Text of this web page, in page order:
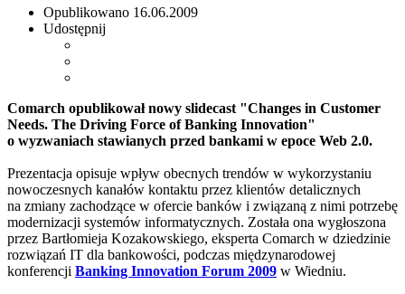
Opublikowano 16.06.2009
Udostępnij
Comarch opublikował nowy slidecast "Changes in Customer
Needs. The Driving Force of Banking Innovation"
o wyzwaniach stawianych przed bankami w epoce Web 2.0.
Prezentacja opisuje wpływ obecnych trendów w wykorzystaniu
nowoczesnych kanałów kontaktu przez klientów detalicznych
na zmiany zachodzące w ofercie banków i związaną z nimi potrzebę
modernizacji systemów informatycznych. Została ona wygłoszona
przez Bartłomieja Kozakowskiego, eksperta Comarch w dziedzinie
rozwiązań IT dla bankowości, podczas międzynarodowej
konferencji Banking Innovation Forum 2009 w Wiedniu.